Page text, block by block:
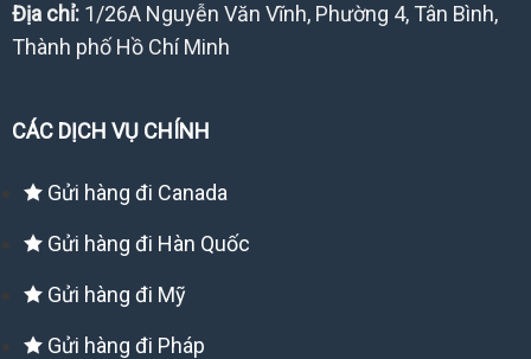
Địa chỉ: 1/26A Nguyễn Văn Vĩnh, Phường 4, Tân Bình,
Thành phố Hồ Chí Minh
CÁC DỊCH VỤ CHÍNH
Gửi hàng đi Canada
Gửi hàng đi Hàn Quốc
Gửi hàng đi Mỹ
Gửi hàng đi Pháp